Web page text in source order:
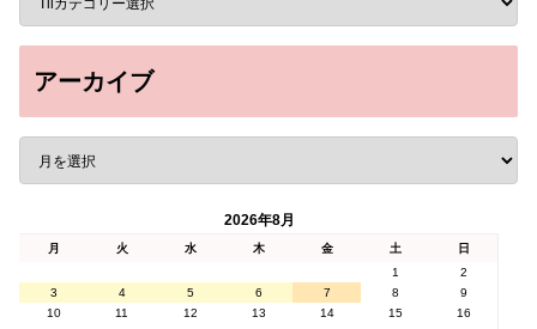
アーカイブ
2026年8月
月 火 水 木 金 土
日
1
2
3
4 5 6 7 8
9
10
11 12 13 14 15
16